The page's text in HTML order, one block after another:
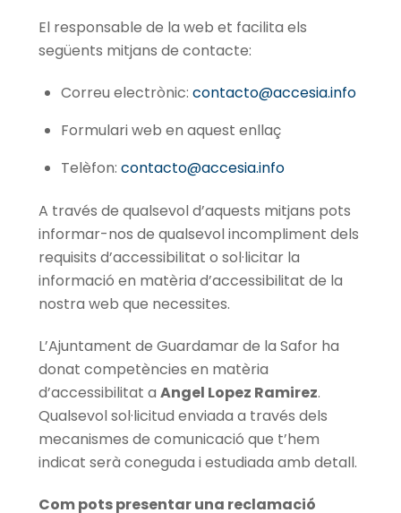
El responsable de la web et facilita els
següents mitjans de contacte:
Correu electrònic:contacto@accesia.info
Formulari web en aquest enllaç
Telèfon:contacto@accesia.info
A través de qualsevol d’aquests mitjans pots
informar-nos de qualsevol incompliment dels
requisits d’accessibilitat o sol·licitar la
informació en matèria d’accessibilitat de la
nostra web que necessites.
L’Ajuntament de Guardamar de la Safor ha
donat competències en matèria
d’accessibilitat a Angel Lopez Ramirez.
Qualsevol sol·licitud enviada a través dels
mecanismes de comunicació que t’hem
indicat serà coneguda i estudiada amb detall.
Com pots presentar una reclamació